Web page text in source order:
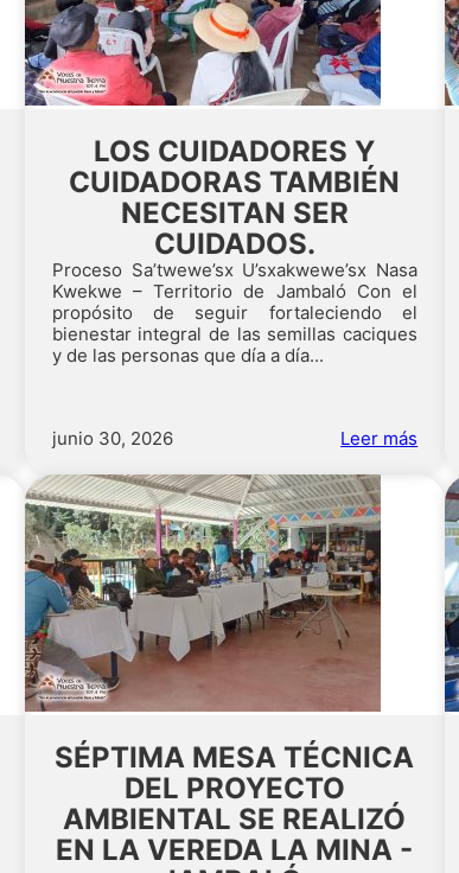
LOS CUIDADORES Y
CUIDADORAS TAMBIÉN
NECESITAN SER
CUIDADOS.
Proceso Sa’twewe’sx U’sxakwewe’sx Nasa
Kwekwe – Territorio de Jambaló Con el
propósito de seguir fortaleciendo el
bienestar integral de las semillas caciques
y de las personas que día a día...
junio 30, 2026 Leer más
SÉPTIMA MESA TÉCNICA
DEL PROYECTO
AMBIENTAL SE REALIZÓ
EN LA VEREDA LA MINA -